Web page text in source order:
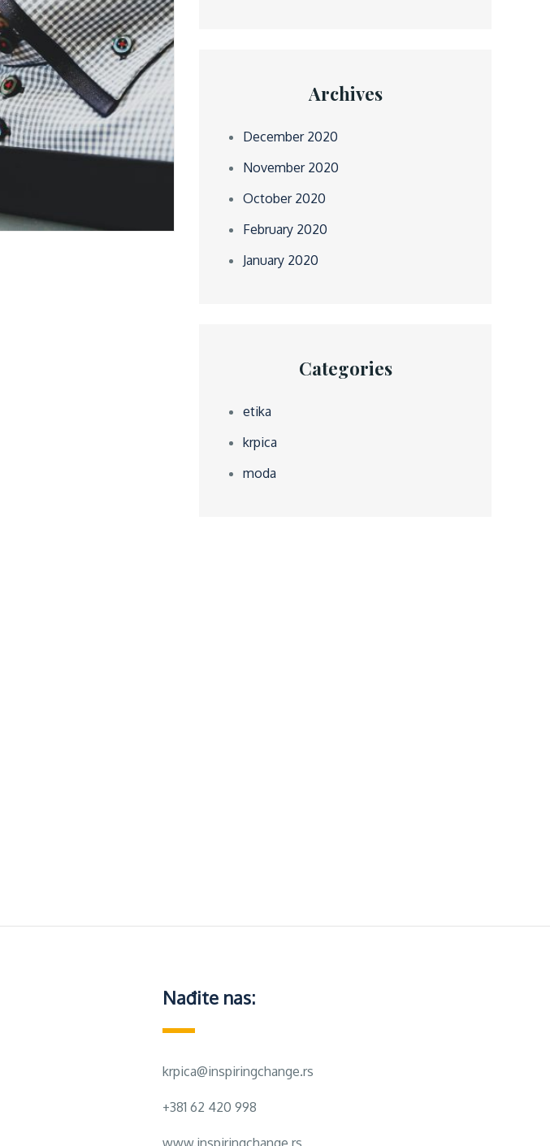
Archives
December 2020
November 2020
October 2020
February 2020
January 2020
Categories
etika
krpica
moda
Nađite nas:
krpica@inspiringchange.rs
+381 62 420 998
www.inspiringchange.rs